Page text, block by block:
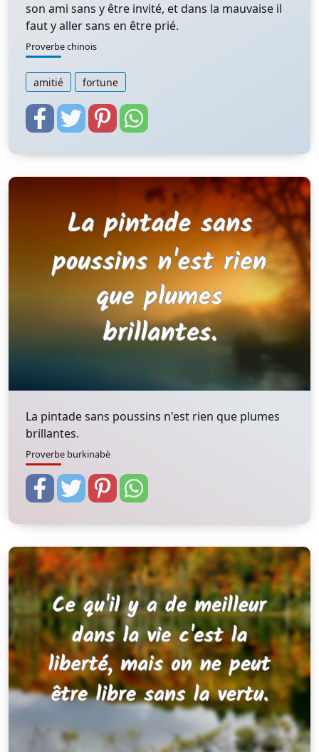
son ami sans y être invité, et dans la mauvaise il
faut y aller sans en être prié.
Proverbe chinois
amitié fortune
La pintade sans poussins n'est rien que plumes
brillantes.
Proverbe burkinabè